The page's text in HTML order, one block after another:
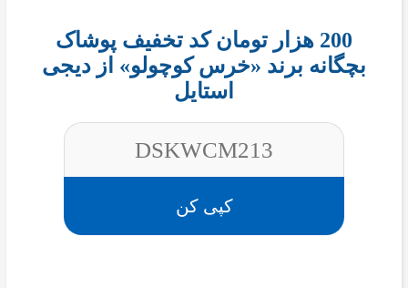
200 هزار تومان کد تخفیف پوشاک
بچگانه برند «خرس کوچولو» از دیجی
استایل
DSKWCM213
کپی کن